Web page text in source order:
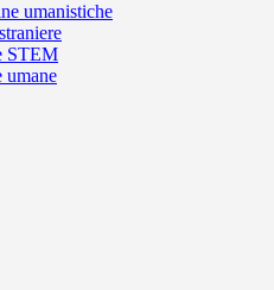
umanistiche
STEM
umane